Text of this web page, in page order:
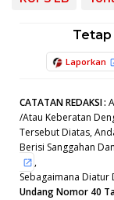
Tetap
Laporkan
CATATAN REDAKSI:
/Atau Keberatan
Tersebut Diatas,
Berisi Sanggahan
,
Sebagaimana Diatur
Undang Nomor 40